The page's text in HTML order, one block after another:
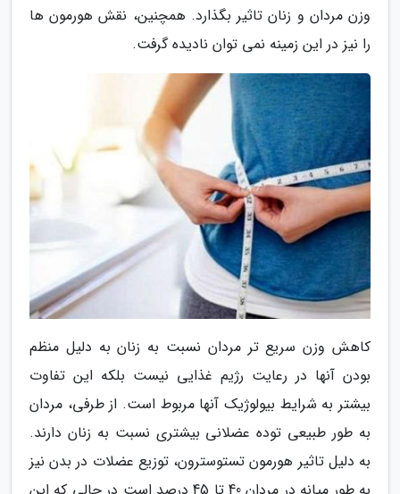
وزن مردان و زنان تاثیر بگذارد. همچنین، نقش هورمون ها
را نیز در این زمینه نمی توان نادیده گرفت.
کاهش وزن سریع تر مردان نسبت به زنان به دلیل منظم
بودن آنها در رعایت رژیم غذایی نیست بلکه این تفاوت
بیشتر به شرایط بیولوژیک آنها مربوط است. از طرفی، مردان
به طور طبیعی توده عضلانی بیشتری نسبت به زنان دارند.
به دلیل تاثیر هورمون تستوسترون، توزیع عضلات در بدن نیز